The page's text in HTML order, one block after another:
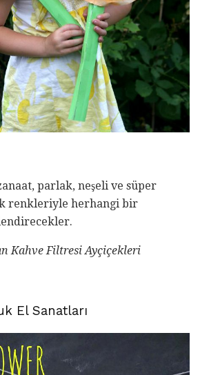
parlak, neşeli ve süper
renkleriyle herhangi bir
Kahve Filtresi Ayçiçekleri
El Sanatları